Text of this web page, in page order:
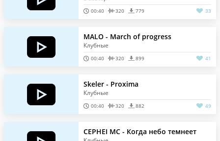
00:40 320 779 33
MALO - March of progress
Клубные
00:40 320 899 41
Skeler - Proxima
Клубные
00:40 320 882 49
CEPHEI MC - Когда небо темнеет